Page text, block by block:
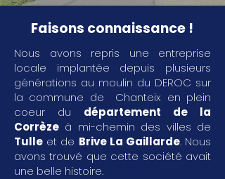
Faisons connaissance !
Nous avons repris une entreprise
locale implantée depuis plusieurs
générations au moulin du DEROC sur
la commune de Chanteix en plein
coeur du département de la
Corrèze à mi-chemin des villes de
Tulle et de Brive La Gaillarde. Nous
avons trouvé que cette société avait
une belle histoire.